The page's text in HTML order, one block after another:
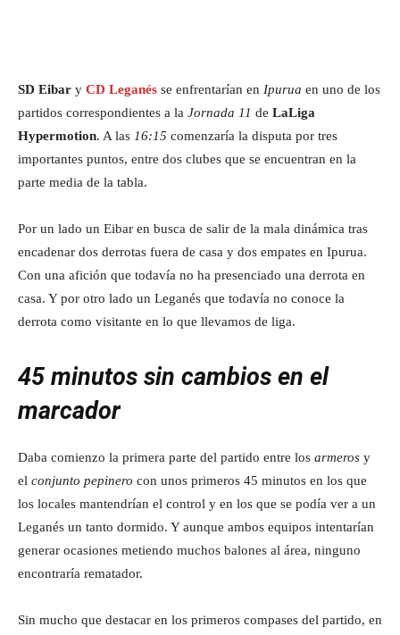
SD Eibar y CD Leganés se enfrentarían en Ipurua en uno de los
partidos correspondientes a la Jornada 11 de LaLiga
Hypermotion. A las 16:15 comenzaría la disputa por tres
importantes puntos, entre dos clubes que se encuentran en la
parte media de la tabla.
Por un lado un Eibar en busca de salir de la mala dinámica tras
encadenar dos derrotas fuera de casa y dos empates en Ipurua.
Con una afición que todavía no ha presenciado una derrota en
casa. Y por otro lado un Leganés que todavía no conoce la
derrota como visitante en lo que llevamos de liga.
45 minutos sin cambios en el
marcador
Daba comienzo la primera parte del partido entre los armeros y
el conjunto pepinero con unos primeros 45 minutos en los que
los locales mantendrían el control y en los que se podía ver a un
Leganés un tanto dormido. Y aunque ambos equipos intentarían
generar ocasiones metiendo muchos balones al área, ninguno
encontraría rematador.
Sin mucho que destacar en los primeros compases del partido, en